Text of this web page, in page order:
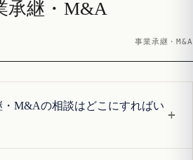
承継・M&A
事業承継・M&A
M&Aの相談はどこにすればい
+